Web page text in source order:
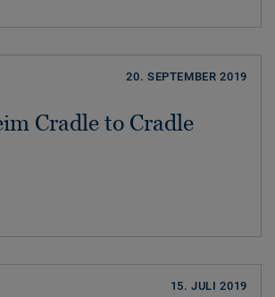
20. SEPTEMBER 2019
Cradle to Cradle
15. JULI 2019